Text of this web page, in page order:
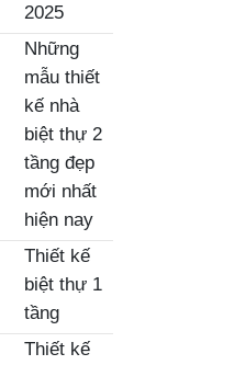
2025
Những
mẫu thiết
kế nhà
biệt thự 2
tầng đẹp
mới nhất
hiện nay
Thiết kế
biệt thự 1
tầng
Thiết kế